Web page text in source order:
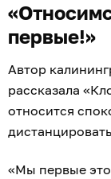
первые!»
Автор
рассказала
относится
«Мы первые